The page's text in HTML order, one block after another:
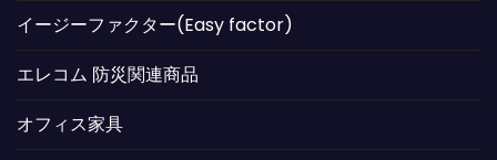
イージーファクター(Easy factor)
エレコム 防災関連商品
オフィス家具